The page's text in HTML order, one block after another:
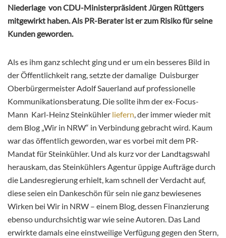
Niederlage von CDU-Ministerpräsident Jürgen Rüttgers
mitgewirkt haben. Als PR-Berater ist er zum Risiko für seine
Kunden geworden.
Als es ihm ganz schlecht ging und er um ein besseres Bild in
der Öffentlichkeit rang, setzte der damalige Duisburger
Oberbürgermeister Adolf Sauerland auf professionelle
Kommunikationsberatung. Die sollte ihm der ex-Focus-
Mann Karl-Heinz Steinkühler liefern, der immer wieder mit
dem Blog „Wir in NRW“ in Verbindung gebracht wird. Kaum
war das öffentlich geworden, war es vorbei mit dem PR-
Mandat für Steinkühler. Und als kurz vor der Landtagswahl
herauskam, das Steinkühlers Agentur üppige Aufträge durch
die Landesregierung erhielt, kam schnell der Verdacht auf,
diese seien ein Dankeschön für sein nie ganz bewiesenes
Wirken bei Wir in NRW – einem Blog, dessen Finanzierung
ebenso undurchsichtig war wie seine Autoren. Das Land
erwirkte damals eine einstweilige Verfügung gegen den Stern,